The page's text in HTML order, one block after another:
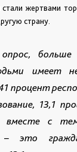
жертвами
страну.
опрос,
имеет
процент
13,1
вместе с
– это